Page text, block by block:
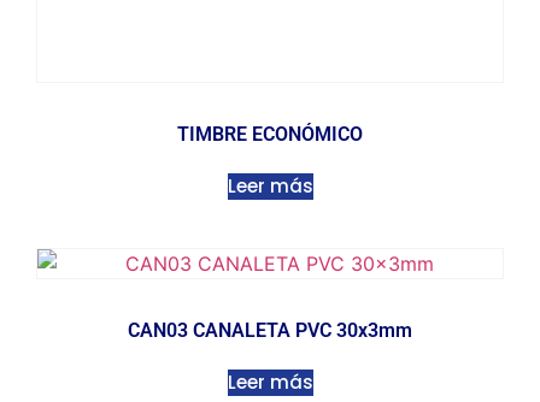
TIMBRE ECONÓMICO
Leer más
CAN03 CANALETA PVC 30x3mm
Leer más